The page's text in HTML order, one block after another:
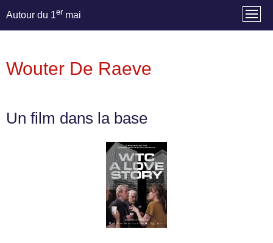
Autour du 1er mai
Wouter De Raeve
Un film dans la base